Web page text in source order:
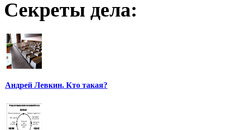
Секреты дела:
Андрей Левкин. Кто такая?